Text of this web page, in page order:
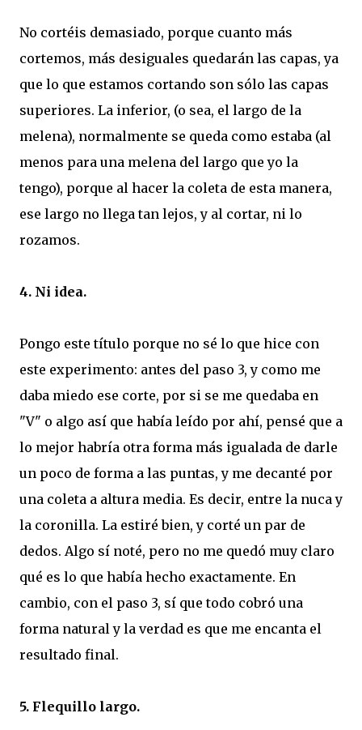
No cortéis demasiado, porque cuanto más
cortemos, más desiguales quedarán las capas, ya
que lo que estamos cortando son sólo las capas
superiores. La inferior, (o sea, el largo de la
melena), normalmente se queda como estaba (al
menos para una melena del largo que yo la
tengo), porque al hacer la coleta de esta manera,
ese largo no llega tan lejos, y al cortar, ni lo
rozamos.
4. Ni idea.
Pongo este título porque no sé lo que hice con
este experimento: antes del paso 3, y como me
daba miedo ese corte, por si se me quedaba en
"V" o algo así que había leído por ahí, pensé que a
lo mejor habría otra forma más igualada de darle
un poco de forma a las puntas, y me decanté por
una coleta a altura media. Es decir, entre la nuca y
la coronilla. La estiré bien, y corté un par de
dedos. Algo sí noté, pero no me quedó muy claro
qué es lo que había hecho exactamente. En
cambio, con el paso 3, sí que todo cobró una
forma natural y la verdad es que me encanta el
resultado final.
5. Flequillo largo.